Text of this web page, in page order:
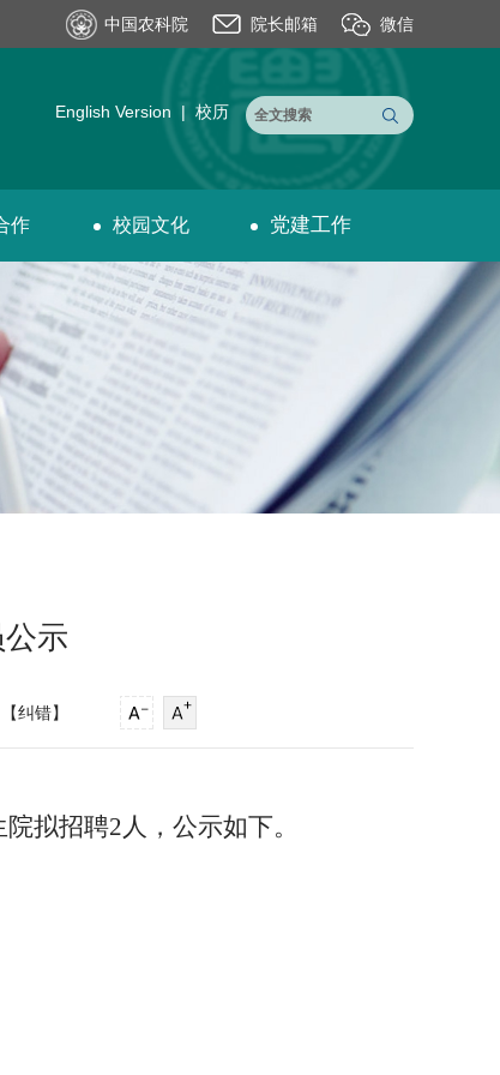
中国农科院 院长邮箱 微信
English Version | 校历
作 校园文化 党建工作
示
【纠错】
拟招聘2人，公示如下。